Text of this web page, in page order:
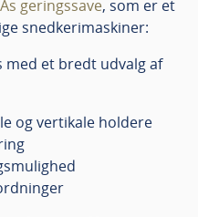
geringssave, som er et
snedkerimaskiner:
med et bredt udvalg af
og vertikale holdere